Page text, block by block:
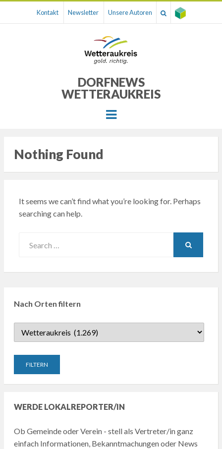
Kontakt Newsletter Unsere Autoren
DORFNEWS
WETTERAUKREIS
Menu
Nothing Found
It seems we can’t find what you’re looking for. Perhaps
searching can help.
for:
Nach Orten filtern
WERDE LOKALREPORTER/IN
Ob Gemeinde oder Verein - stell als Vertreter/in ganz
einfach Informationen, Bekanntmachungen oder News